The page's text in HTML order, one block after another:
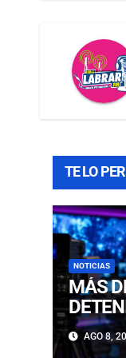
TE LO
NOTICIAS
MÁS
AGO 8,